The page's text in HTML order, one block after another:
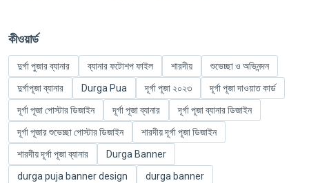
কীওয়ার্ড
দুর্গা পুজার ব্যানার ব্যানার ফটোশপ ফাইল শারদীয়
শুভেচ্ছা ও অভিনন্দন
দুর্গাপূজা ব্যানার
Durga Pua দূর্গা পূজা ২০২৩
দূর্গা পূজা দাওয়াত কার্ড
দূর্গা পূজা পোস্টার ডিজাইন
দূর্গা পূজা ব্যানার
দূর্গা পূজা ব্যানার ডিজাইন
দূর্গা পূজার শুভেচ্ছা পোস্টার ডিজাইন
শারদীয় দূর্গা পূজা ডিজাইন
শারদীয় দূর্গা পূজা ব্যানার
Durga Banner
durga puja banner design
durga banner